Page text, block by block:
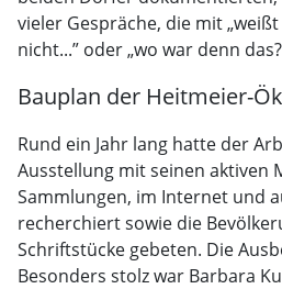
vieler Gespräche, die mit „weißt
nicht...” oder „wo war denn
Bauplan der Heitmeier-
Rund ein Jahr lang hatte der
Ausstellung mit seinen aktiven
Sammlungen, im Internet und
recherchiert sowie die
Schriftstücke gebeten. Die
Besonders stolz war Barbara